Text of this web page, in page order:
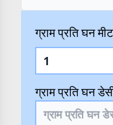
ग्राम प्रति घन
ग्राम प्रति घन